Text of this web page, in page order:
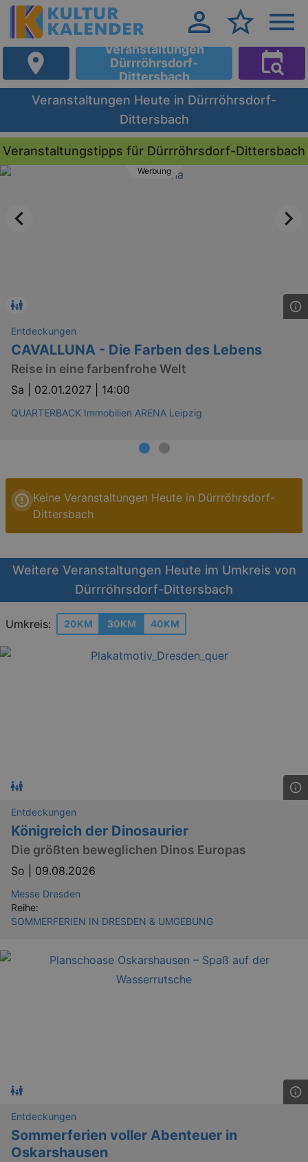
Veranstaltungen
Dürrröhrsdorf-
Dittersbach
Veranstaltungen Heute in Dürrröhrsdorf-
Dittersbach
Veranstaltungstipps für Dürrröhrsdorf-Dittersbach
Werbung
Entdeckungen
CAVALLUNA - Die Farben des Lebens
Reise in eine farbenfrohe Welt
Sa | 02.01.2027 | 14:00
QUARTERBACK Immobilien ARENA Leipzig
Keine Veranstaltungen Heute in Dürrröhrsdorf-
Dittersbach
Weitere Veranstaltungen Heute im Umkreis von
Dürrröhrsdorf-Dittersbach
Umkreis: 20KM 30KM 40KM
Entdeckungen
Königreich der Dinosaurier
Die größten beweglichen Dinos Europas
So | 09.08.2026
Messe Dresden
Reihe:
SOMMERFERIEN IN DRESDEN & UMGEBUNG
Entdeckungen
Sommerferien voller Abenteuer in
Oskarshausen